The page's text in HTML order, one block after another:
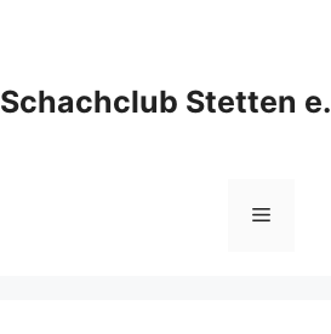
Schachclub Stetten
Menu